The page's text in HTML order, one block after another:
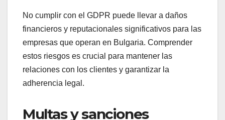
No cumplir con el GDPR puede llevar a daños
financieros y reputacionales significativos para las
empresas que operan en Bulgaria. Comprender
estos riesgos es crucial para mantener las
relaciones con los clientes y garantizar la
adherencia legal.
Multas y sanciones